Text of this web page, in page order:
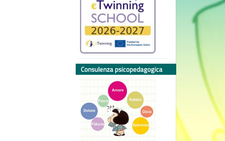
Consulenza psicopedagogica